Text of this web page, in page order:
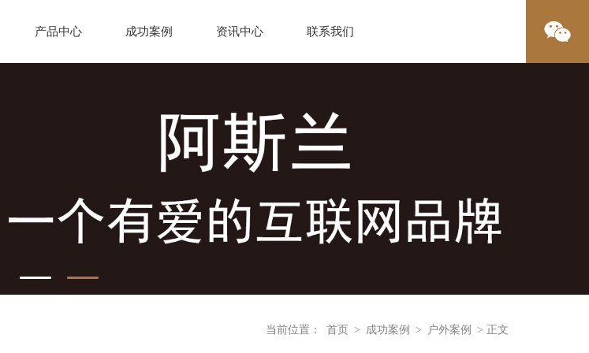
产品中心 成功案例 资讯中心 联系我们
当前位置： 首页 > 成功案例 > 户外案例 > 正文